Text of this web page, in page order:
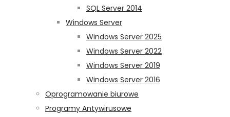
SQL Server 2014
Windows Server
Windows Server 2025
Windows Server 2022
Windows Server 2019
Windows Server 2016
Oprogramowanie biurowe
Programy Antywirusowe